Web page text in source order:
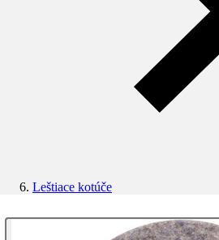
Leštiace kotúče